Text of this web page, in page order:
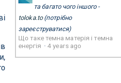
та багато чого іншого -
toloka.to(потрібно
зареєструватися)
Що таке темна матерія і темна
енергія ·4 years ago